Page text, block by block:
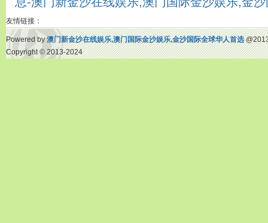
友情链接：
Powered by澳门新金沙在线娱乐,澳门国际金沙娱乐,金沙国际全球华人首选
Copyright© 2013-2024